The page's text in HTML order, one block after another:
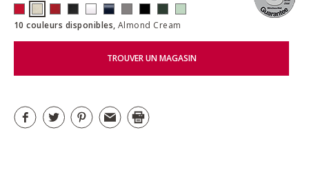
10 couleurs disponibles, Almond Cream
TROUVER UN MAGASIN